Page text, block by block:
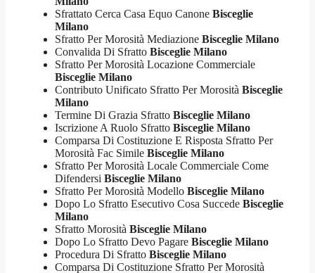
Sfrattato Cerca Casa Equo Canone Bisceglie
Milano
Sfratto Per Morosità Mediazione Bisceglie Milano
Convalida Di Sfratto Bisceglie Milano
Sfratto Per Morosità Locazione Commerciale
Bisceglie Milano
Contributo Unificato Sfratto Per Morosità Bisceglie
Milano
Termine Di Grazia Sfratto Bisceglie Milano
Iscrizione A Ruolo Sfratto Bisceglie Milano
Comparsa Di Costituzione E Risposta Sfratto Per
Morosità Fac Simile Bisceglie Milano
Sfratto Per Morosità Locale Commerciale Come
Difendersi Bisceglie Milano
Sfratto Per Morosità Modello Bisceglie Milano
Dopo Lo Sfratto Esecutivo Cosa Succede Bisceglie
Milano
Sfratto Morosità Bisceglie Milano
Dopo Lo Sfratto Devo Pagare Bisceglie Milano
Procedura Di Sfratto Bisceglie Milano
Comparsa Di Costituzione Sfratto Per Morosità